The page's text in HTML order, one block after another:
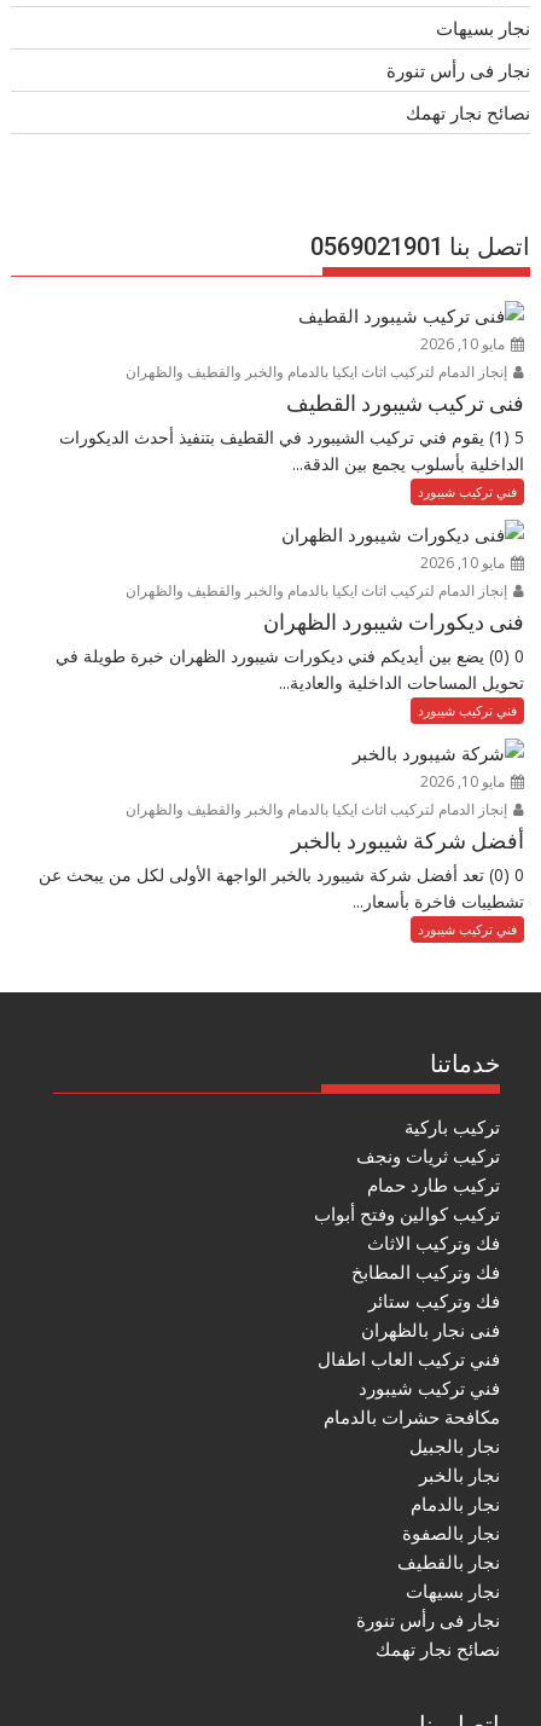
نجار بسيهات
نجار فى رأس تنورة
نصائح نجار تهمك
اتصل بنا 0569021901
مايو 10, 2026
إنجاز الدمام لتركيب اثاث ايكيا بالدمام والخبر والقطيف والظهران
فنى تركيب شيبورد القطيف
5 (1) يقوم فني تركيب الشيبورد في القطيف بتنفيذ أحدث الديكورات
الداخلية بأسلوب يجمع بين الدقة...
فني تركيب شيبورد
مايو 10, 2026
إنجاز الدمام لتركيب اثاث ايكيا بالدمام والخبر والقطيف والظهران
فنى ديكورات شيبورد الظهران
0 (0) يضع بين أيديكم فني ديكورات شيبورد الظهران خبرة طويلة في
تحويل المساحات الداخلية والعادية...
فني تركيب شيبورد
مايو 10, 2026
إنجاز الدمام لتركيب اثاث ايكيا بالدمام والخبر والقطيف والظهران
أفضل شركة شيبورد بالخبر
0 (0) تعد أفضل شركة شيبورد بالخبر الواجهة الأولى لكل من يبحث عن
تشطيبات فاخرة بأسعار...
فني تركيب شيبورد
خدماتنا
تركيب باركية
تركيب ثريات ونجف
تركيب طارد حمام
تركيب كوالين وفتح أبواب
فك وتركيب الاثاث
فك وتركيب المطابخ
فك وتركيب ستائر
فنى نجار بالظهران
فني تركيب العاب اطفال
فني تركيب شيبورد
مكافحة حشرات بالدمام
نجار بالجبيل
نجار بالخبر
نجار بالدمام
نجار بالصفوة
نجار بالقطيف
نجار بسيهات
نجار فى رأس تنورة
نصائح نجار تهمك